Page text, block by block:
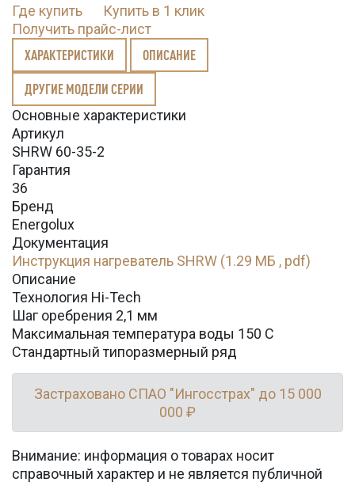
Где купить
Купить в 1 клик
Получить прайс-лист
ХАРАКТЕРИСТИКИ ОПИСАНИЕ
ДРУГИЕ МОДЕЛИ СЕРИИ
Основные характеристики
Артикул
SHRW 60-35-2
Гарантия
36
Бренд
Energolux
Документация
Инструкция нагреватель SHRW (1.29 МБ , pdf)
Описание
Технология Hi-Tech
Шаг оребрения 2,1 мм
Максимальная температура воды 150 C
Стандартный типоразмерный ряд
Застраховано СПАО "Ингосстрах" до 15 000
000 ₽
Внимание: информация о товарах носит
справочный характер и не является публичной